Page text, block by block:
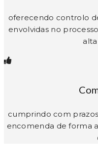
oferecendo controlo
envolvidas no
cumprindo com
encomenda de forma